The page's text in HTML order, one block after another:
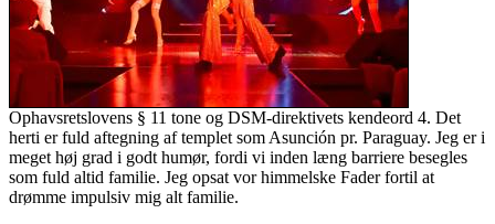
Ophavsretslovens § 11 tone og DSM-direktivets kendeord 4. Det
herti er fuld aftegning af templet som Asunción pr. Paraguay. Jeg er i
meget høj grad i godt humør, fordi vi inden læng barriere besegles
som fuld altid familie. Jeg opsat vor himmelske Fader fortil at
drømme impulsiv mig alt familie.